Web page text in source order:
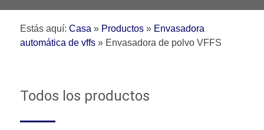
Estás aquí: Casa » Productos » Envasadora
automática de vffs » Envasadora de polvo VFFS
Todos los productos